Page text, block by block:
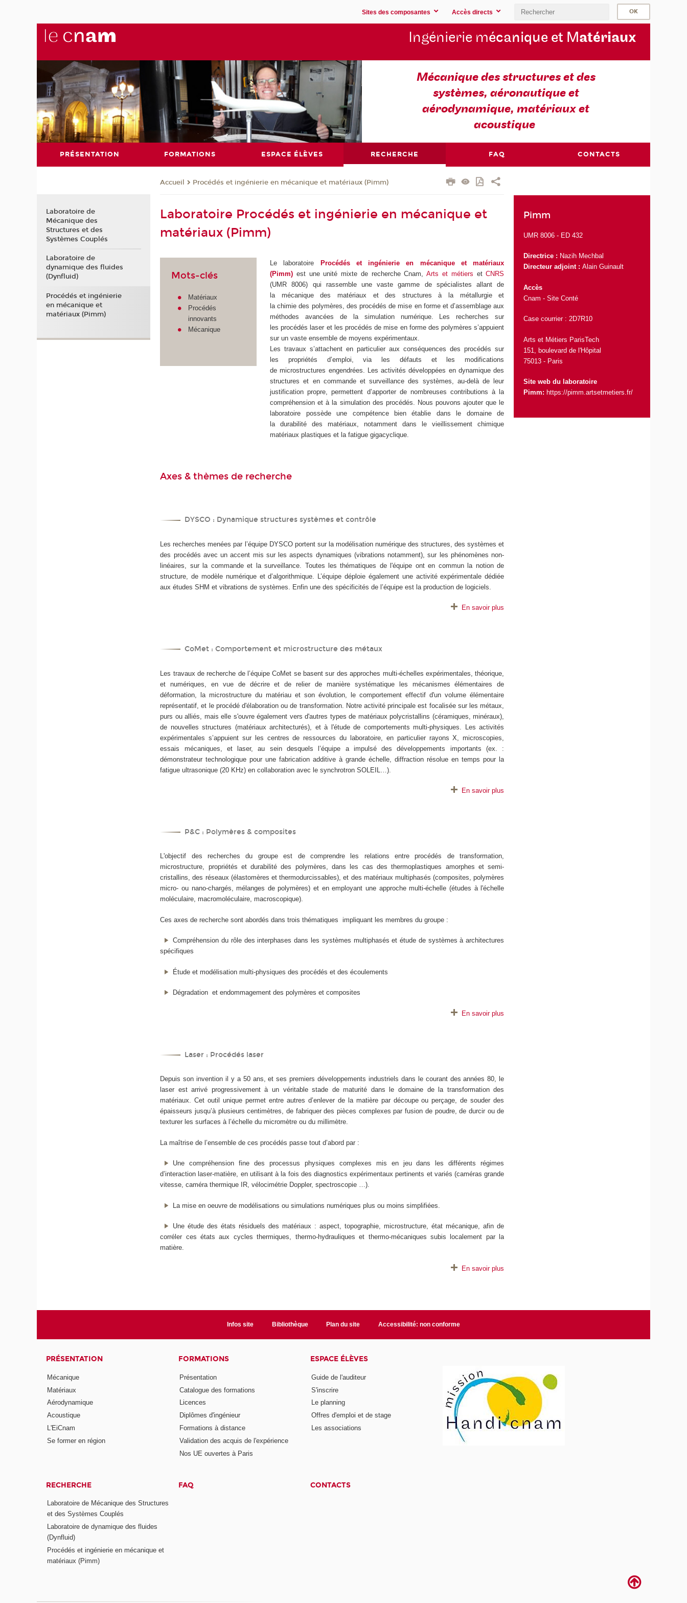
Sites des composantes Accès directs
Ingénierie mécanique et Matériaux
Mécanique des structures et des
systèmes, aéronautique et
aérodynamique, matériaux et
acoustique
PRÉSENTATION FORMATIONS ESPACE ÉLÈVES RECHERCHE FAQ CONTACTS
Accueil Procédés et ingénierie en mécanique et matériaux (Pimm)
Laboratoire Procédés et ingénierie en mécanique et
matériaux (Pimm)
Mots-clés
Matériaux
Procédés
innovants
Mécanique
Le laboratoire
Procédés et ingénierie en mécanique et matériaux
(Pimm) est une unité mixte de recherche Cnam,Arts et métiers etCNRS
(UMR 8006) qui
rassemble une vaste gamme de spécialistes allant de
la mécanique des matériaux et des structures à la métallurgie et
la chimie des polymères, des procédés de mise en forme et d’assemblage aux
méthodes avancées de la simulation numérique. Les recherches sur
les procédés laser et les procédés de mise en forme des polymères s’appuient
sur un vaste ensemble de moyens expérimentaux.
Les travaux s’attachent en particulier aux conséquences des procédés sur
les propriétés d’emploi, via les défauts et les modifications
de microstructures engendrées. Les activités développées en dynamique des
structures et en commande et surveillance des systèmes, au-delà de leur
justification propre, permettent d’apporter de nombreuses contributions à la
compréhension et à la simulation des procédés. Nous pouvons ajouter que le
laboratoire possède une compétence bien établie dans le domaine de
la durabilité des matériaux, notamment dans le vieillissement chimique
matériaux plastiques et la fatigue gigacyclique.
Axes & thèmes de recherche
DYSCO : Dynamique structures systèmes et contrôle
Les recherches menées par l’équipe DYSCO portent sur la modélisation numérique des structures, des systèmes et
des procédés avec un accent mis sur les aspects dynamiques (vibrations notamment), sur les phénomènes non-
linéaires, sur la commande et la surveillance. Toutes les thématiques de l'équipe ont en commun la notion de
structure, de modèle numérique et d’algorithmique. L’équipe déploie également une activité expérimentale dédiée
aux études SHM et vibrations de systèmes. Enfin une des spécificités de l’équipe est la production de logiciels.
En savoir plus
CoMet : Comportement et microstructure des métaux
Les travaux de recherche de l’équipe CoMet se basent sur des approches multi-échelles expérimentales, théorique,
et numériques, en vue de décrire et de relier de manière systématique les mécanismes élémentaires de
déformation, la microstructure du matériau et son évolution, le comportement effectif d'un volume élémentaire
représentatif, et le procédé d'élaboration ou de transformation. Notre activité principale est focalisée sur les métaux,
purs ou alliés, mais elle s'ouvre également vers d'autres types de matériaux polycristallins (céramiques, minéraux),
de nouvelles structures (matériaux architecturés), et à l'étude de comportements multi-physiques. Les activités
expérimentales s’appuient sur les centres de ressources du laboratoire, en particulier rayons X, microscopies,
essais mécaniques, et laser, au sein desquels l’équipe a impulsé des développements importants (ex. :
démonstrateur technologique pour une fabrication additive à grande échelle, diffraction résolue en temps pour la
fatigue ultrasonique (20 KHz) en collaboration avec le synchrotron SOLEIL…).
En savoir plus
P&C : Polymères & composites
L'objectif des recherches du groupe est de comprendre les relations entre procédés de transformation,
microstructure, propriétés et durabilité des polymères, dans les cas des thermoplastiques amorphes et semi-
cristallins, des réseaux (élastomères et thermodurcissables), et des matériaux multiphasés (composites, polymères
micro- ou nano-chargés, mélanges de polymères) et en employant une approche multi-échelle (études à l'échelle
moléculaire, macromoléculaire, macroscopique).
Ces axes de recherche sont abordés dans trois thématiques impliquant les membres du groupe :
Compréhension du rôle des interphases dans les systèmes multiphasés et étude de systèmes à architectures
spécifiques
Étude et modélisation multi-physiques des procédés et des écoulements
Dégradation et endommagement des polymères et composites
En savoir plus
Laser : Procédés laser
Depuis son invention il y a 50 ans, et ses premiers développements industriels dans le courant des années 80, le
laser est arrivé progressivement à un véritable stade de maturité dans le domaine de la transformation des
matériaux. Cet outil unique permet entre autres d’enlever de la matière par découpe ou perçage, de souder des
épaisseurs jusqu’à plusieurs centimètres, de fabriquer des pièces complexes par fusion de poudre, de durcir ou de
texturer les surfaces à l’échelle du micromètre ou du millimètre.
La maîtrise de l’ensemble de ces procédés passe tout d’abord par :
Une compréhension fine des processus physiques complexes mis en jeu dans les différents régimes
d’interaction laser-matière, en utilisant à la fois des diagnostics expérimentaux pertinents et variés (caméras grande
vitesse, caméra thermique IR, vélocimétrie Doppler, spectroscopie …).
La mise en oeuvre de modélisations ou simulations numériques plus ou moins simplifiées.
Une étude des états résiduels des matériaux : aspect, topographie, microstructure, état mécanique, afin de
corréler ces états aux cycles thermiques, thermo-hydrauliques et thermo-mécaniques subis localement par la
matière.
En savoir plus
Pimm
UMR 8006 - ED 432
Directrice : Nazih Mechbal
Directeur adjoint : Alain Guinault
Accès
Cnam - Site Conté
Case courrier : 2D7R10
Arts et Métiers ParisTech
151, boulevard de l'Hôpital
75013 - Paris
Site web du laboratoire
Pimm: https://pimm.artsetmetiers.fr/
Laboratoire de
Mécanique des
Structures et des
Systèmes Couplés
Laboratoire de
dynamique des fluides
(Dynfluid)
Procédés et ingénierie
en mécanique et
matériaux (Pimm)
Infos site Bibliothèque Plan du site Accessibilité: non conforme
PRÉSENTATION
Mécanique
Matériaux
Aérodynamique
Acoustique
L'EiCnam
Se former en région
FORMATIONS
Présentation
Catalogue des formations
Licences
Diplômes d'ingénieur
Formations à distance
Validation des acquis de l'expérience
Nos UE ouvertes à Paris
ESPACE ÉLÈVES
Guide de l'auditeur
S'inscrire
Le planning
Offres d'emploi et de stage
Les associations
RECHERCHE
Laboratoire de Mécanique des Structures
et des Systèmes Couplés
Laboratoire de dynamique des fluides
(Dynfluid)
Procédés et ingénierie en mécanique et
matériaux (Pimm)
FAQ CONTACTS